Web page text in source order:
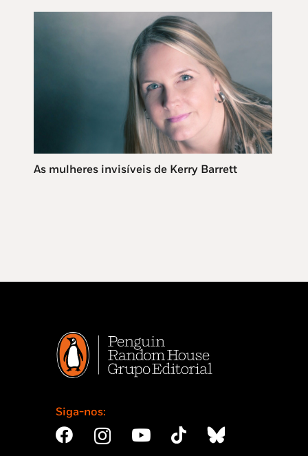
As mulheres invisíveis de Kerry Barrett
Siga-nos: